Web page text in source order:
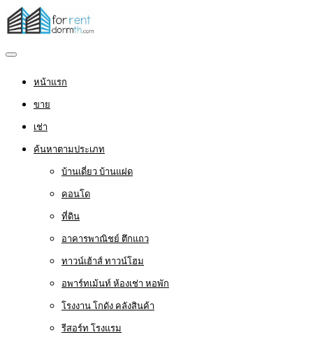
หน้าแรก
ขาย
เช่า
ค้นหาตามประเภท
บ้านเดี่ยว บ้านแฝด
คอนโด
ที่ดิน
อาคารพาณิชย์ ตึกแถว
ทาวน์เฮ้าส์ ทาวน์โฮม
อพาร์ทเม้นท์ ห้องเช่า หอพัก
โรงงาน โกดัง คลังสินค้า
รีสอร์ท โรงแรม